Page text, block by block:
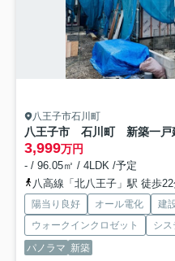
八王子市石川町
八王子市 石川町 新築一
3,999万円
- / 96.05㎡ / 4LDK /予定
八高線「北八王子」駅 徒歩
陽当り良好 オール電化 建
ウォークインクロゼット
シス
パノラマ 新築